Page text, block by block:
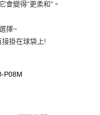
會變得“更柔和"。
擇~
掛在球袋上!
P08M